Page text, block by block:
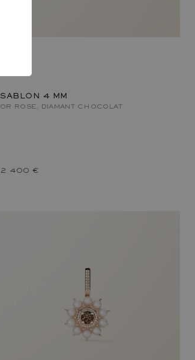
SABLON 4 MM
OR ROSE, DIAMANT CHOCOLAT
2 400 €